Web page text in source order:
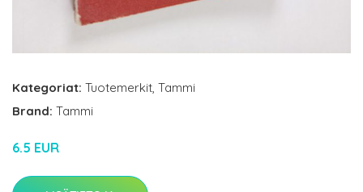
Kategoriat: Tuotemerkit, Tammi
Brand: Tammi
6.5 EUR